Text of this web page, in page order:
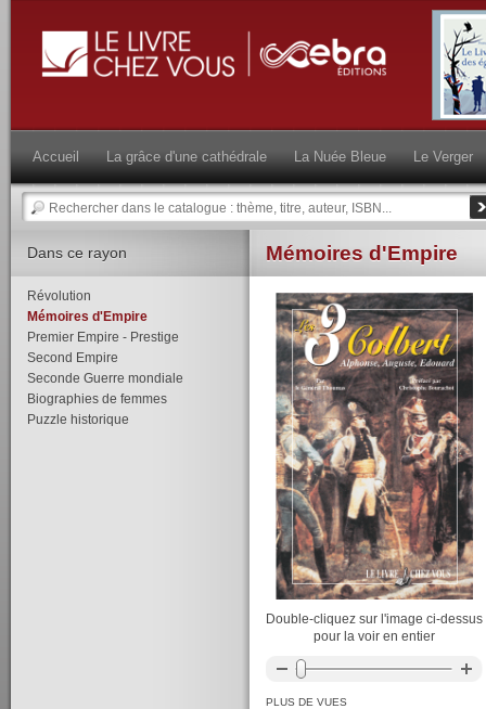
Accueil La grâce d'une cathédrale La Nuée Bleue Le Verger
Mémoires d'Empire
Double-cliquez sur l'image ci-dessus
pour la voir en entier
PLUS DE VUES
Dans ce rayon
Révolution
Mémoires d'Empire
Premier Empire - Prestige
Second Empire
Seconde Guerre mondiale
Biographies de femmes
Puzzle historique